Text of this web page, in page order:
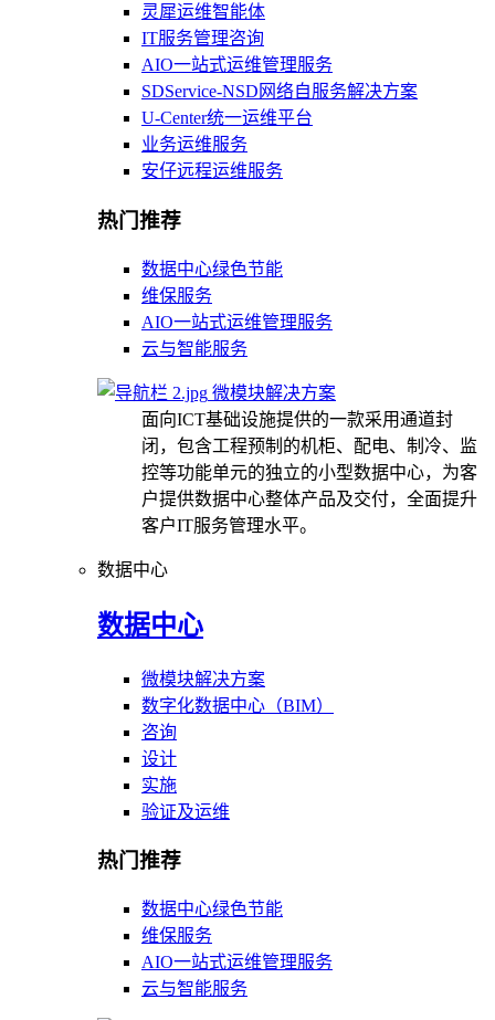
灵犀运维智能体
IT服务管理咨询
AIO一站式运维管理服务
SDService-NSD网络自服务解决方案
U-Center统一运维平台
业务运维服务
安仔远程运维服务
热门推荐
数据中心绿色节能
维保服务
AIO一站式运维管理服务
云与智能服务
微模块解决方案
面向ICT基础设施提供的一款采用通道封
闭，包含工程预制的机柜、配电、制冷、监
控等功能单元的独立的小型数据中心，为客
户提供数据中心整体产品及交付，全面提升
客户IT服务管理水平。
数据中心
数据中心
微模块解决方案
数字化数据中心（BIM）
咨询
设计
实施
验证及运维
热门推荐
数据中心绿色节能
维保服务
AIO一站式运维管理服务
云与智能服务